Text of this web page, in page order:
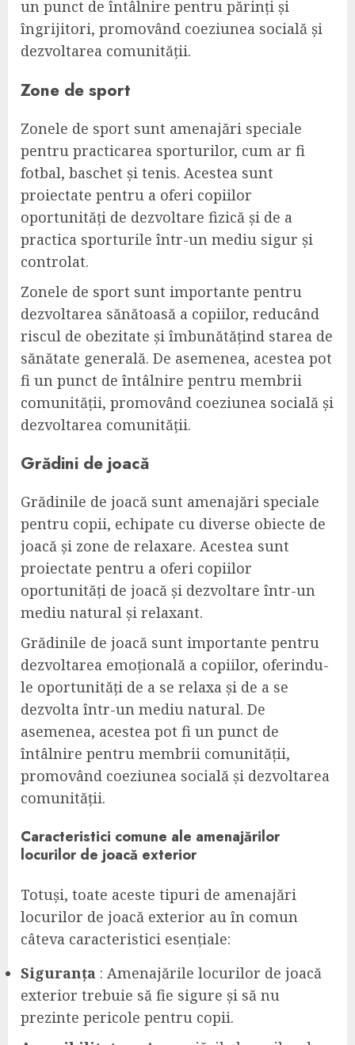
un punct de întâlnire pentru părinți și
îngrijitori, promovând coeziunea socială și
dezvoltarea comunității.
Zone de sport
Zonele de sport sunt amenajări speciale
pentru practicarea sporturilor, cum ar fi
fotbal, baschet și tenis. Acestea sunt
proiectate pentru a oferi copiilor
oportunități de dezvoltare fizică și de a
practica sporturile într-un mediu sigur și
controlat.
Zonele de sport sunt importante pentru
dezvoltarea sănătoasă a copiilor, reducând
riscul de obezitate și îmbunătățind starea de
sănătate generală. De asemenea, acestea pot
fi un punct de întâlnire pentru membrii
comunității, promovând coeziunea socială și
dezvoltarea comunității.
Grădini de joacă
Grădinile de joacă sunt amenajări speciale
pentru copii, echipate cu diverse obiecte de
joacă și zone de relaxare. Acestea sunt
proiectate pentru a oferi copiilor
oportunități de joacă și dezvoltare într-un
mediu natural și relaxant.
Grădinile de joacă sunt importante pentru
dezvoltarea emoțională a copiilor, oferindu-
le oportunități de a se relaxa și de a se
dezvolta într-un mediu natural. De
asemenea, acestea pot fi un punct de
întâlnire pentru membrii comunității,
promovând coeziunea socială și dezvoltarea
comunității.
Caracteristici comune ale amenajărilor
locurilor de joacă exterior
Totuși, toate aceste tipuri de amenajări
locurilor de joacă exterior au în comun
câteva caracteristici esențiale:
Siguranța : Amenajările locurilor de joacă
exterior trebuie să fie sigure și să nu
prezinte pericole pentru copii.